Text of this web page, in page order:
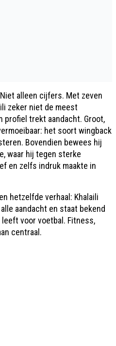
alleen cijfers. Met zeven
zeker niet de meest
profiel trekt aandacht. Groot,
het soort wingback
Bovendien bewees hij
waar hij tegen sterke
en zelfs indruk maakte in
hetzelfde verhaal: Khalaili
aandacht en staat bekend
voor voetbal. Fitness,
centraal.